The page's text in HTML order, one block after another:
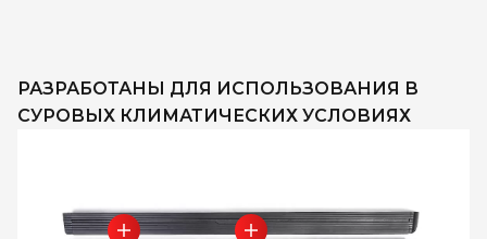
РАЗРАБОТАНЫ ДЛЯ ИСПОЛЬЗОВАНИЯ В
СУРОВЫХ КЛИМАТИЧЕСКИХ УСЛОВИЯХ